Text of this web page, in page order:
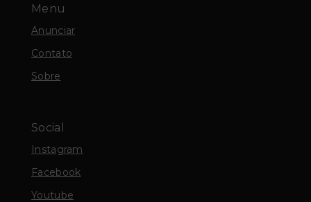
Menu
Anunciar
Contato
Sobre
Social
Instagram
Facebook
Youtube